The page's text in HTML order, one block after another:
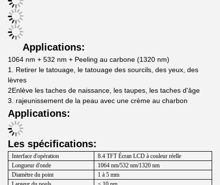
Applications:
1064 nm + 532 nm + Peeling au carbone (1320 nm)
1. Retirer le tatouage, le tatouage des sourcils, des yeux, des
lèvres
2Enlève les taches de naissance, les taupes, les taches d'âge
3. rajeunissement de la peau avec une crème au charbon
Applications:
Les spécifications:
Interface d'opération
8.4 TFT Écran LCD à couleur réelle
Longueur d'onde
1064 nm/532 nm/1320 nm
Diamètre du point
1 à 5 mm